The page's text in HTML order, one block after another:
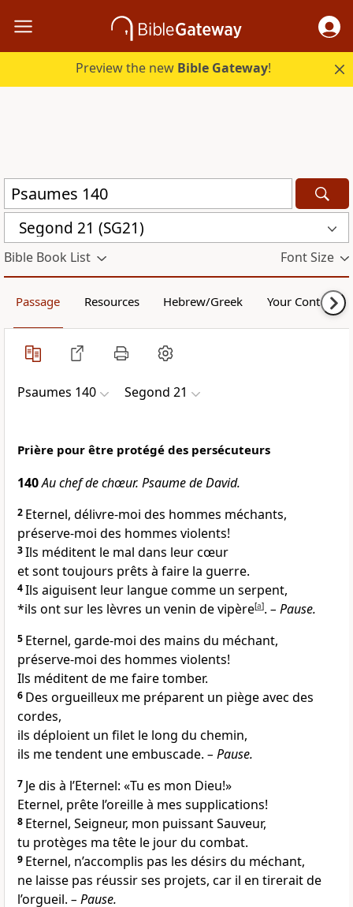
Preview the new Bible Gateway!
Segond 21 (SG21)
Bible Book List Font Size
Passage Resources Hebrew/Greek Your Content
Psaumes 140 Segond 21
Prière pour être protégé des persécuteurs
140Au chef de chœur. Psaume de David.
2 Eternel, délivre-moi des hommes méchants,
préserve-moi des hommes violents!
3Ils méditent le mal dans leur cœur
et sont toujours prêts à faire la guerre.
4Ils aiguisent leur langue comme un serpent,
*ils ont sur les lèvres un venin de vipère[a]. – Pause.
5 Eternel, garde-moi des mains du méchant,
préserve-moi des hommes violents!
Ils méditent de me faire tomber.
6 Des orgueilleux me préparent un piège avec des
cordes,
ils déploient un filet le long du chemin,
ils me tendent une embuscade. – Pause.
7 Je dis à l’Eternel: «Tu es mon Dieu!»
Eternel, prête l’oreille à mes supplications!
8 Eternel, Seigneur, mon puissant Sauveur,
tu protèges ma tête le jour du combat.
9 Eternel, n’accomplis pas les désirs du méchant,
ne laisse pas réussir ses projets, car il en tirerait de
l’orgueil. – Pause.